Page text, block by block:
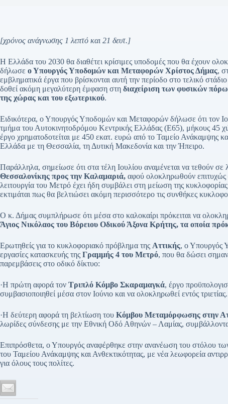
[χρόνος ανάγνωσης 1 λεπτό και 21 δευτ.]
Η Ελλάδα του 2030 θα διαθέτει κρίσιμες υποδομές που θα έχουν
δήλωσε ο Υπουργός Υποδομών και Μεταφορών Χρίστος Δήμας,
εμβληματικά έργα που βρίσκονται αυτή την περίοδο στο τελικό
δοθεί ακόμη μεγαλύτερη έμφαση στη διαχείριση των φυσικών πόρω
της χώρας και του εξωτερικού.
Ειδικότερα, ο Υπουργός Υποδομών και Μεταφορών δήλωσε ότι τον
τμήμα του Αυτοκινητοδρόμου Κεντρικής Ελλάδας (Ε65), μήκους 45
έργο χρηματοδοτείται με 450 εκατ. ευρώ από το Ταμείο Ανάκαμψης
Ελλάδα με τη Θεσσαλία, τη Δυτική Μακεδονία και την Ήπειρο.
Παράλληλα, σημείωσε ότι στα τέλη Ιουλίου αναμένεται να τεθούν σε
Θεσσαλονίκης προς την Καλαμαριά, αφού ολοκληρωθούν επιτυχώς
λειτουργία του Μετρό έχει ήδη συμβάλει στη μείωση της
εκτιμάται πως θα βελτιώσει ακόμη περισσότερο τις συνθήκες
Ο κ. Δήμας συμπλήρωσε ότι μέσα στο καλοκαίρι πρόκειται να
Άγιος Νικόλαος του Βόρειου Οδικού Άξονα Κρήτης, τα οποία
Ερωτηθείς για το κυκλοφοριακό πρόβλημα της Αττικής, ο Υπουργός
εργασίες κατασκευής της Γραμμής 4 του Μετρό, που θα δώσει
παρεμβάσεις στο οδικό δίκτυο:
·Η πρώτη αφορά τον Τριπλό Κόμβο Σκαραμαγκά, έργο
συμβασιοποιηθεί μέσα στον Ιούνιο και να ολοκληρωθεί εντός τριετίας.
·Η δεύτερη αφορά τη βελτίωση του Κόμβου Μεταμόρφωσης στην
λωρίδες σύνδεσης με την Εθνική Οδό Αθηνών – Λαμίας,
Επιπρόσθετα, ο Υπουργός αναφέρθηκε στην ανανέωση του στόλου
του Ταμείου Ανάκαμψης και Ανθεκτικότητας, με νέα λεωφορεία
για όλους τους πολίτες.